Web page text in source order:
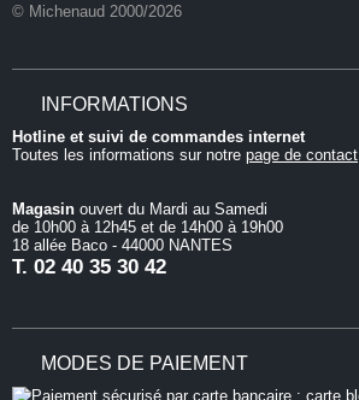
© Michenaud 2000/2026
INFORMATIONS
Hotline et suivi de commandes internet
Toutes les informations sur notre page de contact
Magasin ouvert du Mardi au Samedi
de 10h00 à 12h45 et de 14h00 à 19h00
18 allée Baco - 44000 NANTES
T. 02 40 35 30 42
MODES DE PAIEMENT